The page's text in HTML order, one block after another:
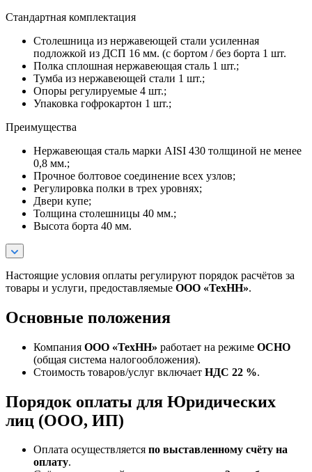
Стандартная комплектация
Столешница из нержавеющей стали усиленная
подложкой из ДСП 16 мм. (с бортом / без борта 1 шт.
Полка сплошная нержавеющая сталь 1 шт.;
Тумба из нержавеющей стали 1 шт.;
Опоры регулируемые 4 шт.;
Упаковка гофрокартон 1 шт.;
Преимущества
Нержавеющая сталь марки AISI 430 толщиной не менее
0,8 мм.;
Прочное болтовое соединение всех узлов;
Регулировка полки в трех уровнях;
Двери купе;
Толщина столешницы 40 мм.;
Высота борта 40 мм.
Настоящие условия оплаты регулируют порядок расчётов за
товары и услуги, предоставляемые ООО «ТехНН».
Основные положения
Компания ООО «ТехНН» работает на режиме ОСНО
(общая система налогообложения).
Стоимость товаров/услуг включает НДС 22 %.
Порядок оплаты для Юридических
лиц (ООО, ИП)
Оплата осуществляется по выставленному счёту на
оплату.